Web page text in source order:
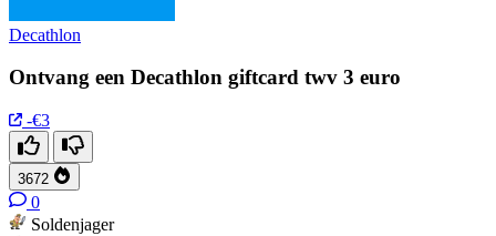
Decathlon
Ontvang een Decathlon giftcard twv 3 euro
-€3
3672
0
Soldenjager